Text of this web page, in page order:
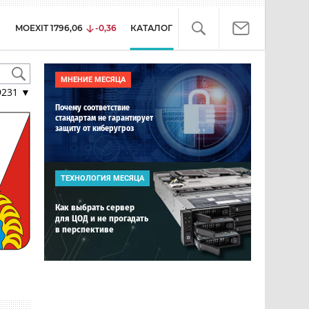
MOEXIT 1796,06 -0,36 КАТАЛОГ
▼
МНЕНИЕ МЕСЯЦА
Почему соответствие
стандартам не гарантирует
защиту от киберугроз
ТЕХНОЛОГИЯ МЕСЯЦА
Как выбрать сервер
для ЦОД и не прогадать
в перспективе